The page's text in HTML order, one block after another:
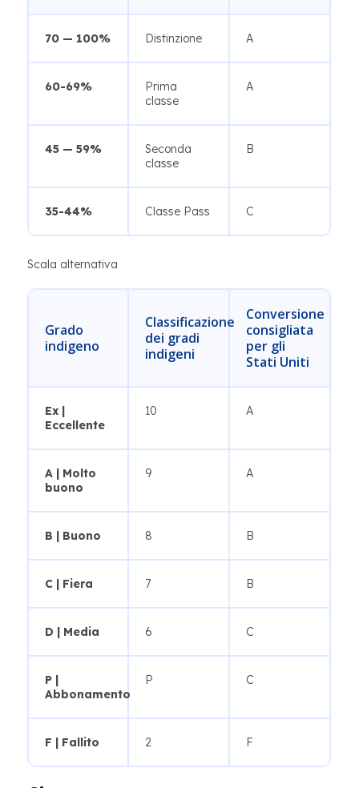
70 — 100% Distinzione A
60-69%
Prima
classe
A
45 — 59%
Seconda
classe
B
35-44% Classe Pass C
Scala alternativa
Grado
indigeno
Classificazione
dei gradi
indigeni
Conversione
consigliata
per gli
Stati Uniti
Ex |
Eccellente
10 A
A | Molto
buono
9 A
B | Buono 8 B
C | Fiera 7 B
D | Media 6 C
P |
Abbonamento
P C
F | Fallito 2 F